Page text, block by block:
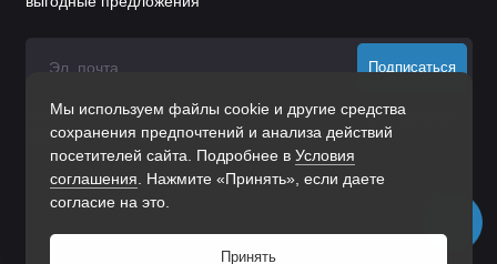
Мы используем файлы cookie и другие средства
сохранения предпочтений и анализа действий
посетителей сайта. Подробнее в Условия
соглашения . Нажмите «Принять», если даете
согласие на это.
Принять
Подписаться
Нажимая на кнопку «Подписаться», Вы даетесогласие на
обработку персональных данных.